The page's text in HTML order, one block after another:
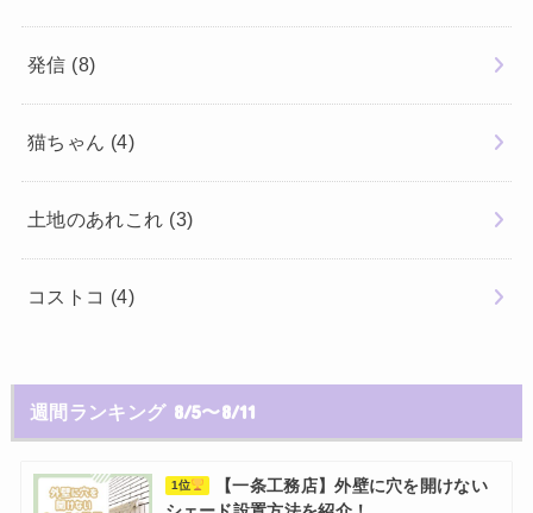
発信 (8)
猫ちゃん (4)
土地のあれこれ (3)
コストコ (4)
週間ランキング 8/5〜8/11
1位
【一条工務店】外壁に穴を開けない